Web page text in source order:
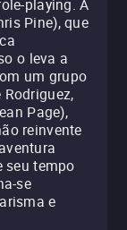
playing. A
Pine), que
o leva a
um grupo
Page),
reinvente
seu tempo
se
e